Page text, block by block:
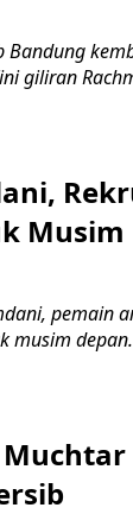
Bandung
giliran
Musim
pemain
musim